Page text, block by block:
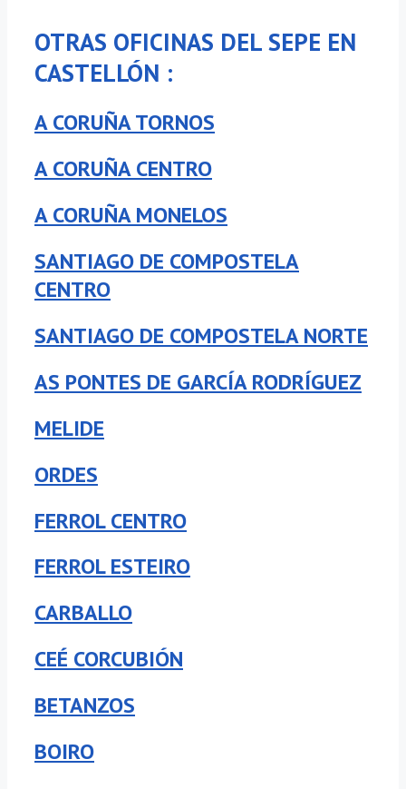
OTRAS OFICINAS DEL SEPE EN
CASTELLÓN :
A CORUÑA TORNOS
A CORUÑA CENTRO
A CORUÑA MONELOS
SANTIAGO DE COMPOSTELA
CENTRO
SANTIAGO DE COMPOSTELA NORTE
AS PONTES DE GARCÍA RODRÍGUEZ
MELIDE
ORDES
FERROL CENTRO
FERROL ESTEIRO
CARBALLO
CEÉ CORCUBIÓN
BETANZOS
BOIRO